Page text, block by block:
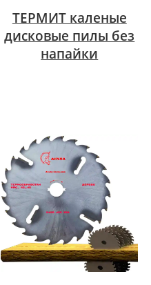
ТЕРМИТ каленые
дисковые пилы без
напайки